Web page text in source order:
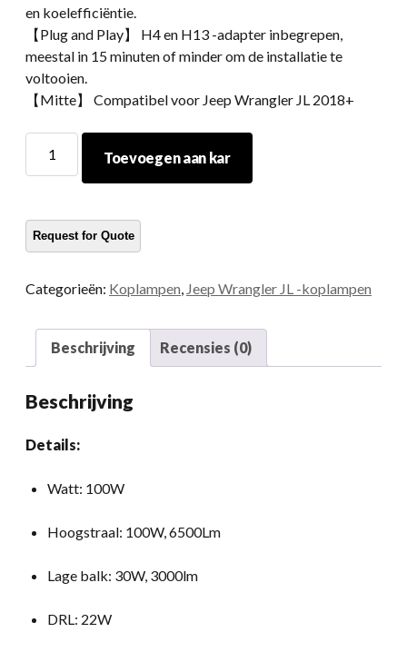
en koelefficiëntie.
【Plug and Play】 H4 en H13 -adapter inbegrepen,
meestal in 15 minuten of minder om de installatie te
voltooien.
【Mitte】 Compatibel voor Jeep Wrangler JL 2018+
LED
Inch
Jeep
2018+
Sport/Rubicon/Sahara/Moab
Toevoegen aan kar
Categorieën: Koplampen Jeep Wrangler JL -koplampen
Beschrijving Recensies (0)
Beschrijving
Details:
Watt: 100W
Hoogstraal: 100W, 6500Lm
Lage balk: 30W, 3000lm
DRL: 22W